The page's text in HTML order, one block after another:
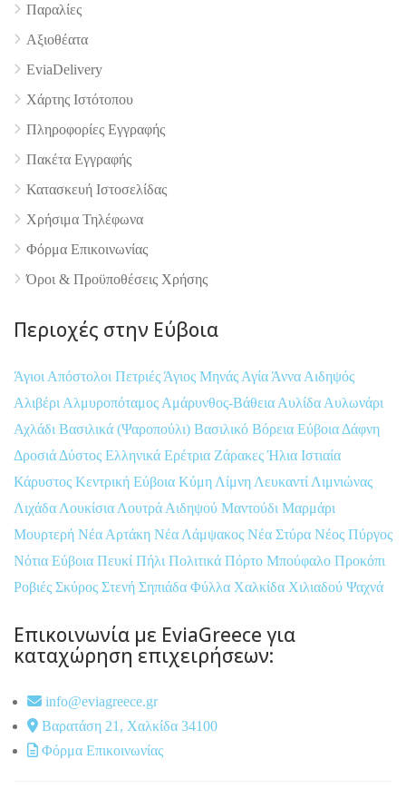
Παραλίες
Αξιοθέατα
EviaDelivery
Χάρτης Ιστότοπου
Πληροφορίες Εγγραφής
Πακέτα Εγγραφής
Κατασκευή Ιστοσελίδας
Χρήσιμα Τηλέφωνα
Φόρμα Επικοινωνίας
Όροι & Προϋποθέσεις Xρήσης
Περιοχές στην Εύβοια
Άγιοι Απόστολοι Πετριές Άγιος Μηνάς Αγία Άννα Αιδηψός
Αλιβέρι Αλμυροπόταμος Αμάρυνθος-Βάθεια Αυλίδα Αυλωνάρι
Αχλάδι Βασιλικά (Ψαροπούλι) Βασιλικό Βόρεια Εύβοια Δάφνη
Δροσιά Δύστος Ελληνικά Ερέτρια ΖάρακεςΉλια Ιστιαία
Κάρυστος Κεντρική Εύβοια Κύμη Λίμνη Λευκαντί Λιμνιώνας
Λιχάδα Λουκίσια Λουτρά Αιδηψού Μαντούδι Μαρμάρι
Μουρτερή Νέα Αρτάκη Νέα Λάμψακος Νέα Στύρα Νέος Πύργος
Νότια Εύβοια Πευκί Πήλι Πολιτικά Πόρτο Μπούφαλο Προκόπι
Ροβιές Σκύρος Στενή Σηπιάδα Φύλλα Χαλκίδα Χιλιαδού Ψαχνά
Επικοινωνία με EviaGreece για
καταχώρηση επιχειρήσεων:
info@eviagreece.gr
Βαρατάση 21, Χαλκίδα 34100
Φόρμα Επικοινωνίας